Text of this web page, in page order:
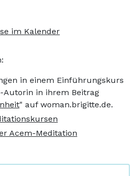
im Kalender
in einem Einführungskurs
Autorin in ihrem Beitrag
" auf woman.brigitte.de.
Acem-Meditation